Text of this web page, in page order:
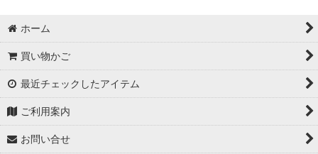
ホーム
買い物かご
最近チェックしたアイテム
ご利用案内
お問い合せ